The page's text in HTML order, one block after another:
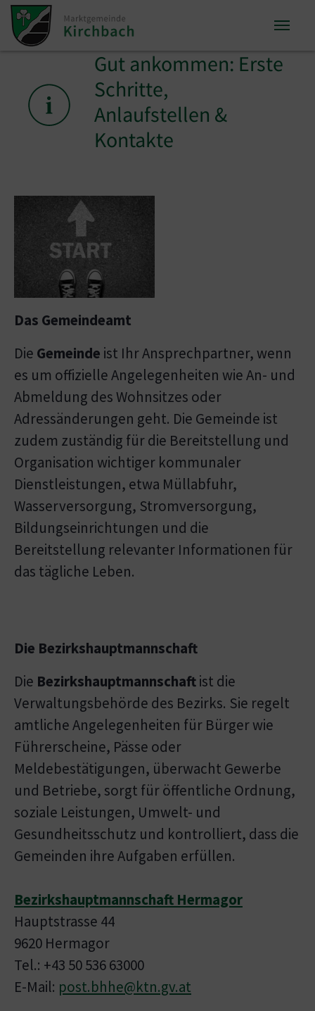
Zum Inhalt springen
Zum Seitenende springen
Gut ankommen: Erste
Schritte,
Anlaufstellen &
Kontakte
Das Gemeindeamt
Die Gemeinde ist Ihr Ansprechpartner, wenn
es um offizielle Angelegenheiten wie An- und
Abmeldung des Wohnsitzes oder
Adressänderungen geht. Die Gemeinde ist
zudem zuständig für die Bereitstellung und
Organisation wichtiger kommunaler
Dienstleistungen, etwa Müllabfuhr,
Wasserversorgung, Stromversorgung,
Bildungseinrichtungen und die
Bereitstellung relevanter Informationen für
das tägliche Leben.
Die Bezirkshauptmannschaft
Die Bezirkshauptmannschaftist die
Verwaltungsbehörde des Bezirks. Sie regelt
amtliche Angelegenheiten für Bürger wie
Führerscheine, Pässe oder
Meldebestätigungen, überwacht Gewerbe
und Betriebe, sorgt für öffentliche Ordnung,
soziale Leistungen, Umwelt- und
Gesundheitsschutz und kontrolliert, dass die
Gemeinden ihre Aufgaben erfüllen.
Bezirkshauptmannschaft Hermagor
Hauptstrasse 44
9620 Hermagor
Tel.: +43 50 536 63000
E-Mail: post.bhhe@ktn.gv.at